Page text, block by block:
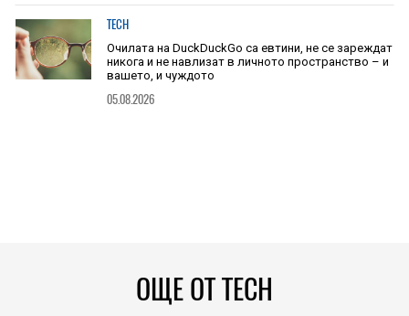
TECH
Очилата на DuckDuckGo са евтини, не се зареждат
никога и не навлизат в личното пространство – и
вашето, и чуждото
05.08.2026
ОЩЕ ОТ TECH